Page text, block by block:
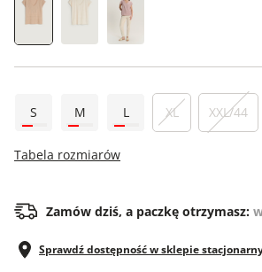
S M L XL XXL/44
Tabela rozmiarów
Zamów dziś, a paczkę otrzymasz:
Sprawdź dostępność w sklepie